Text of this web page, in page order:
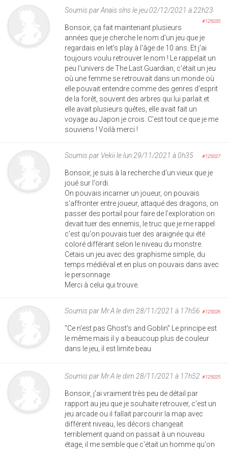
Soumis parAnaïs slnsle jeu 02/12/2021 à 22h23
#125035
Bonsoir, ça fait maintenant plusieurs
années que je cherche le nom d'un jeu que je
regardais en let's play à l'âge de 10 ans. Et j'ai
toujours voulu retrouver le nom ! Le rappelait un
peu l'univers de The Last Guardian, c'était un jeu
où une femme se retrouvait dans un monde où
elle pouvait entendre comme des genres d'esprit
de la forêt, souvent des arbres qui lui parlait et
elle avait plusieurs quêtes, elle avait fait un
voyage au Japon je crois. C'est tout ce que je me
souviens ! Voilà merci !
Soumis par Vekiile lun 29/11/2021 à 0h35 #125027
Bonsoir, je suis à la recherche d'un vieux que je
joué sur l'ordi.
On pouvais incarner un joueur, on pouvais
s'affronter entre joueur, attaqué des dragons, on
passer des portail pour faire de l'exploration on
devait tuer des ennemis, le truc que je me rappel
c'est qu'on pouvais tuer des araignée qui été
coloré différant selon le niveau du monstre.
Cetais un jeu avec des graphisme simple, du
temps médiéval et en plus on pouvais dans avec
le personnage
Merci à celui qui trouve.
Soumis parMr.Ale dim 28/11/2021 à 17h56 #125026
"Ce n'est pas Ghost's and Goblin" Le principe est
le même mais il y a beaucoup plus de couleur
dans le jeu, il est limite beau
Soumis parMr.Ale dim 28/11/2021 à 17h52 #125025
Bonsoir, j'ai vraiment très peu de détail par
rapport au jeu que je souhaite retrouver, c'est un
jeu arcade ou il fallait parcourir la map avec
différent niveau, les décors changeait
terriblement quand on passait à un nouveau
étage, il me semble que c'était un homme qu'on